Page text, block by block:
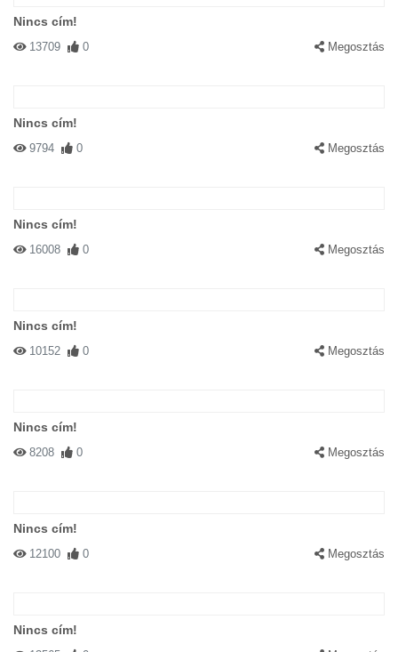
Nincs cím!
13709 0 Megosztás
Nincs cím!
9794 0 Megosztás
Nincs cím!
16008 0 Megosztás
Nincs cím!
10152 0 Megosztás
Nincs cím!
8208 0 Megosztás
Nincs cím!
12100 0 Megosztás
Nincs cím!